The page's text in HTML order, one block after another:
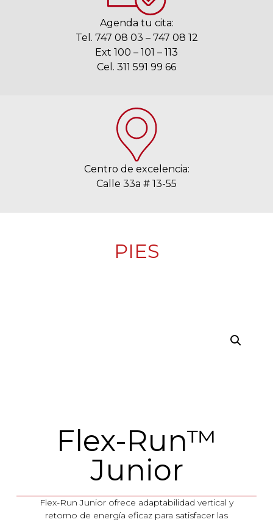
Agenda tu cita:
Tel. 747 08 03 – 747 08 12
Ext 100 – 101 – 113
Cel. 311 591 99 66
Centro de excelencia:
Calle 33a # 13-55
PIES
Flex-Run™
Junior
Flex-Run Junior ofrece adaptabilidad vertical y
retorno de energía eficaz para satisfacer las